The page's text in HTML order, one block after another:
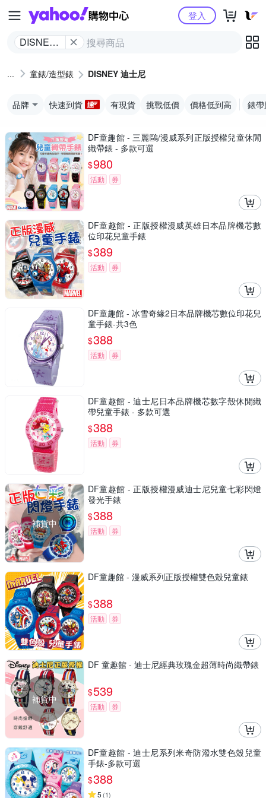
Yahoo購物中心
DISNEY
登入
童錶/造型錶 DISNEY 迪士尼
品牌 快速到貨 有現貨 挑戰低價 價格低到高 錶
DF童趣館 - 三麗鷗/漫威系列正版授權兒童休閒
織帶錶 - 多款可選
$980
活動 券
DF童趣館 - 正版授權漫威英雄日本品牌機芯數
位印花兒童手錶
$389
活動 券
DF童趣館 - 冰雪奇緣2日本品牌機芯數位印花兒
童手錶-共3色
$388
活動 券
DF童趣館 - 迪士尼日本品牌機芯數字殼休閒織
帶兒童手錶 - 多款可選
$388
活動 券
補貨中
DF童趣館 - 正版授權漫威迪士尼兒童七彩閃燈
發光手錶
$388
活動 券
DF童趣館 - 漫威系列正版授權雙色殼兒童錶
$388
活動 券
補貨中
DF 童趣館 - 迪士尼經典玫瑰金超薄時尚織帶錶
$539
活動 券
DF童趣館 - 迪士尼系列米奇防潑水雙色殼兒童
手錶-多款可選
$388
5 (1)